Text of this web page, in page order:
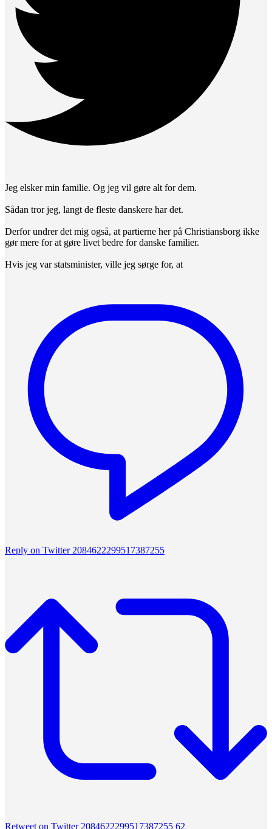
Jeg elsker min familie. Og jeg vil gøre alt for dem.
Sådan tror jeg, langt de fleste danskere har det.
Derfor undrer det mig også, at partierne her på Christiansborg ikke
gør mere for at gøre livet bedre for danske familier.
Hvis jeg var statsminister, ville jeg sørge for, at
Reply on Twitter 2084622299517387255
Retweet on Twitter 2084622299517387255 62